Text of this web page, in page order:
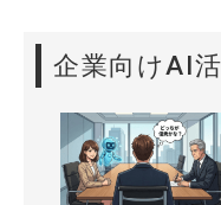
企業向けAI